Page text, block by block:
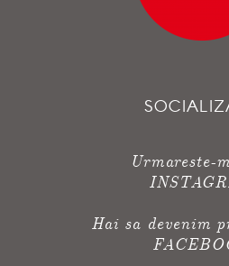
Urmareste-
Hai sa devenim